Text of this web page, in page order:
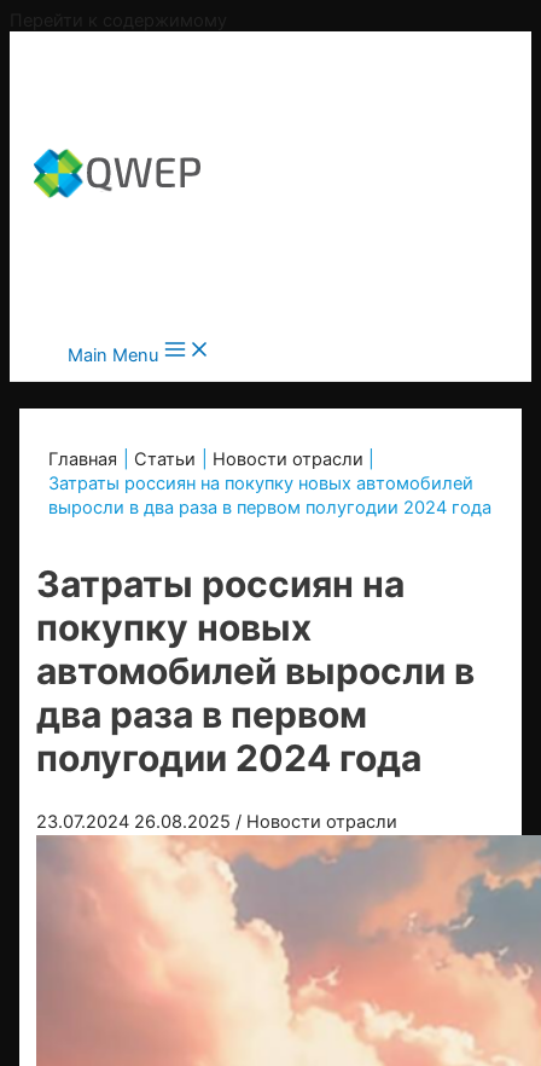
Main Menu
Главная Статьи
Новости отрасли
Затраты россиян на покупку новых автомобилей
выросли в два раза в первом полугодии 2024 года
Затраты россиян на
покупку новых
автомобилей выросли в
два раза в первом
полугодии 2024 года
23.07.2024 26.08.2025 / Новости отрасли